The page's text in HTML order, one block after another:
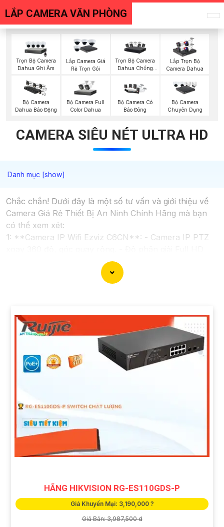
LẮP CAMERA VĂN PHÒNG
Trọn Bộ Camera
Dahua Ghi Âm
Lắp Camera Giá
Rẻ Trọn Gói
Trọn Bộ Camera
Dahua Chống
Lắp Trọn Bộ
Camera Dahua
Bộ Camera
Dahua Báo Động
Bộ Camera Full
Color Dahua
Bộ Camera Có
Báo Đông
Bộ Camera
Chuyên Dụng
CAMERA SIÊU NÉT ULTRA HD
Chắc chắn! Dưới đây là một số tư vấn và giới thiệu về
Camera Giá Rẻ Thiết Bị An Ninh Chính Hãng mà bạn
có thể xem xét:
1: **Camera IP Wifi Ezviz C6CN**: - Camera IP PTZ
1080p. - Hỗ trợ kết nối không dây WiFi. - Tích hợp
công nghệ hồng ngoại thông minh. - Phù hợp để theo
giải 2MP (1920x1080). - Hỗ trợ chống ngược sáng kỹ
thuật số. - Thiết kế vỏ nhựa chống va đập. - Hồng
ngoại ban đêm khoảng cách lên đến 30m.
**Camera Dahua HDCVI HAC-HFW1200T**: -
Camera HDCVI 2MP hỗ trợ chất lượng hình ảnh cao. -
sáng, chống nhiễu 3D. - Giá phải chăng với chất lượng
chắc chắn hơn.
Nhớ kiểm tra và lựa chọn sản phẩm phù hợp với nhu
cầu sử dụng và không gian lắp đặt của bạn. Bạn có thể
tham khảo thêm thông tin chi tiết và mua hàng tại các
HÃNG HIKVISION RG-ES110GDS-P
Giá Khuyến Mại: 3,190,000 ?
Giá Bán: 3,987,500 d